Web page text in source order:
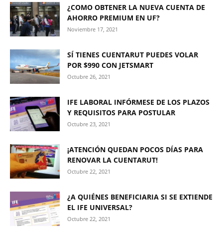
¿COMO OBTENER LA NUEVA CUENTA DE
AHORRO PREMIUM EN UF?
Noviembre 17, 2021
SÍ TIENES CUENTARUT PUEDES VOLAR
POR $990 CON JETSMART
Octubre 26, 2021
IFE LABORAL INFÓRMESE DE LOS PLAZOS
Y REQUISITOS PARA POSTULAR
Octubre 23, 2021
¡ATENCIÓN QUEDAN POCOS DÍAS PARA
RENOVAR LA CUENTARUT!
Octubre 22, 2021
¿A QUIÉNES BENEFICIARIA SI SE EXTIENDE
EL IFE UNIVERSAL?
Octubre 22, 2021